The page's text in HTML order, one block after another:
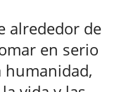
alrededor de
en serio
humanidad,